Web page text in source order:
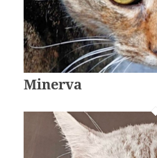
Minerva